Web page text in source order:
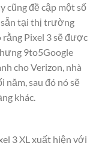
cũng đề cập một số
sẵn tại thị trường
rằng Pixel 3 sẽ được
9to5Google
cho Verizon, nhà
năm, sau đó nó sẽ
khác.
3 XL xuất hiện với